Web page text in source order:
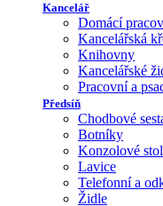
Kancelář
Domácí
Kancelářská
Knihovny
Kancelářské
Pracovní a
Předsíň
Chodbové
Botníky
Konzolové
Lavice
Telefonní a
Židle